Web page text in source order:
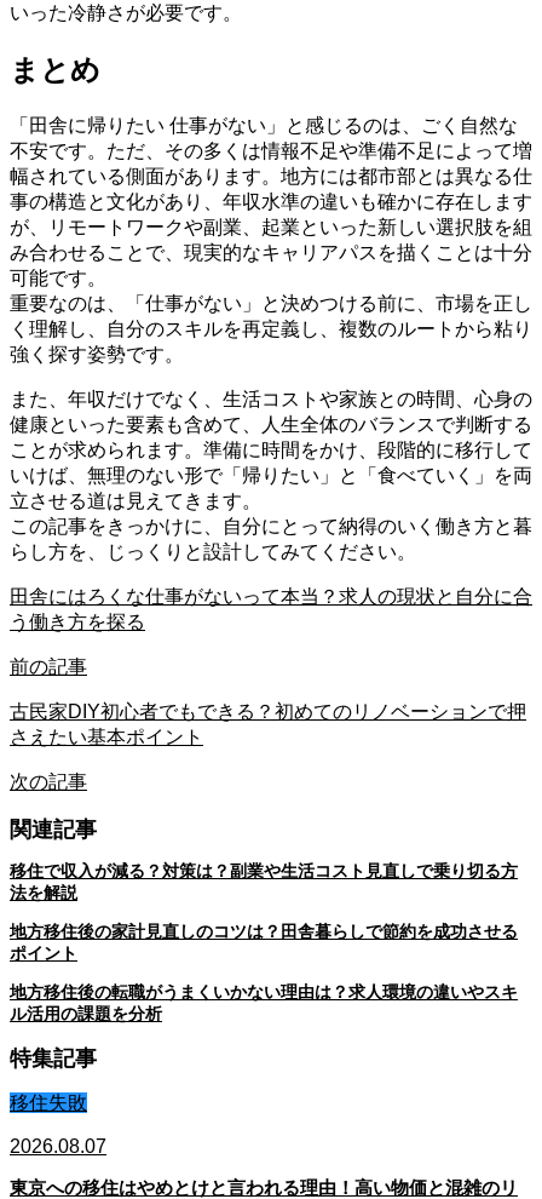
いった冷静さが必要です。
まとめ
「田舎に帰りたい 仕事がない」と感じるのは、ごく自然な
不安です。ただ、その多くは情報不足や準備不足によって増
幅されている側面があります。地方には都市部とは異なる仕
事の構造と文化があり、年収水準の違いも確かに存在します
が、リモートワークや副業、起業といった新しい選択肢を組
み合わせることで、現実的なキャリアパスを描くことは十分
可能です。
重要なのは、「仕事がない」と決めつける前に、市場を正し
く理解し、自分のスキルを再定義し、複数のルートから粘り
強く探す姿勢です。
また、年収だけでなく、生活コストや家族との時間、心身の
健康といった要素も含めて、人生全体のバランスで判断する
ことが求められます。準備に時間をかけ、段階的に移行して
いけば、無理のない形で「帰りたい」と「食べていく」を両
立させる道は見えてきます。
この記事をきっかけに、自分にとって納得のいく働き方と暮
らし方を、じっくりと設計してみてください。
田舎にはろくな仕事がないって本当？求人の現状と自分に合
う働き方を探る
前の記事
古民家DIY初心者でもできる？初めてのリノベーションで押
さえたい基本ポイント
次の記事
関連記事
移住で収入が減る？対策は？副業や生活コスト見直しで乗り切る方
法を解説
地方移住後の家計見直しのコツは？田舎暮らしで節約を成功させる
ポイント
地方移住後の転職がうまくいかない理由は？求人環境の違いやスキ
ル活用の課題を分析
特集記事
移住失敗
2026.08.07
東京への移住はやめとけと言われる理由！高い物価と混雑のリ